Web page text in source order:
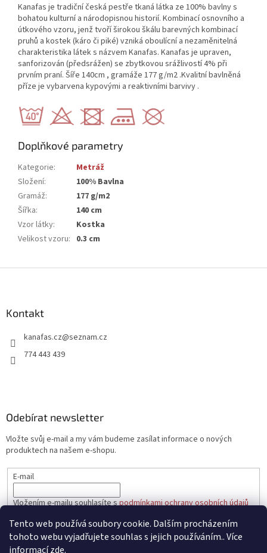
Tento web používá soubory cookie. Dalším procházením
tohoto webu vyjadřujete souhlas s jejich používáním.. Více
informacízde.
Kanafas je tradiční česká pestře tkaná látka ze 100% bavlny s
bohatou kulturní a národopisnou historií. Kombinací osnovního a
útkového vzoru, jenž tvoří širokou škálu barevných kombinací
pruhů a kostek (káro či piké) vzniká oboulícní a nezaměnitelná
charakteristika látek s názvem Kanafas. Kanafas je upraven,
sanforizován (předsrážen) se zbytkovou srážlivostí 4% při
prvním praní. Šíře 140cm , gramáže 177 g/m2 .Kvalitní bavlněná
příze je vybarvena kypovými a reaktivními barvivy .
Doplňkové parametry
Kategorie:
Metráž
Složení:
100% Bavlna
Gramáž:
177 g/m2
Šířka:
140 cm
Vzor látky:
Kostka
Velikost vzoru: 0.3 cm
Kontakt
kanafas.cz@seznam.cz
774 443 439
Odebírat newsletter
Vložte svůj e-mail a my vám budeme zasílat informace o nových
produktech na našem e-shopu.
E-mail
Vložením e-mailu souhlasíte spodmínkami ochrany osobních údajů
PŘIHLÁSIT SE